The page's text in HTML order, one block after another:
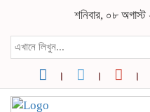
শনিবার, ০৮